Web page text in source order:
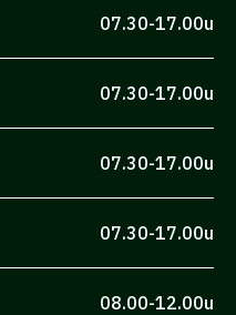
07.30-17.00u
07.30-17.00u
07.30-17.00u
07.30-17.00u
08.00-12.00u